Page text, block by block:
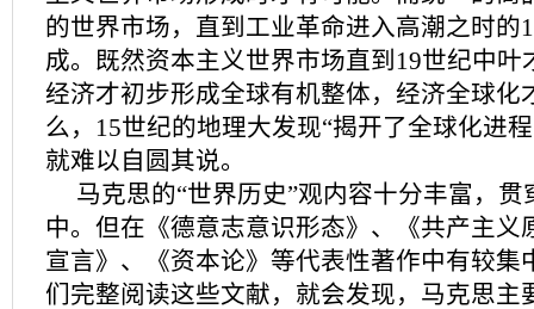
的世界市场，直到工业革命进入高潮之时的
成。既然资本主义世界市场直到19世纪中叶
经济才初步形成全球有机整体，经济全球化
么，15世纪的地理大发现“揭开了全球化进
就难以自圆其说。
马克思的“世界历史”观内容十分丰富，贯
中。但在《德意志意识形态》、《共产主义
宣言》、《资本论》等代表性著作中有较集
们完整阅读这些文献，就会发现，马克思主